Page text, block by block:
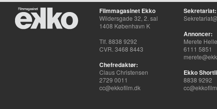
Filmmagasinet Ekko
Wildersgade 32, 2. sal
1408 København K
Tlf. 8838 9292
CVR. 3468 8443
Chefredaktør:
Claus Christensen
2729 0011
cc@ekkofilm.dk
Sekretariat:
Annoncer:
Merete
6111 5851
Ekko
8838 9292